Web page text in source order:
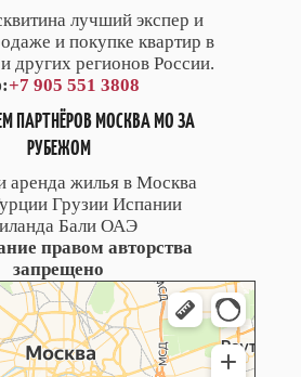
лучший экспер и
и покупке квартир в
регионов России.
+7 905 551 3808
ПАРТНЁРОВ МОСКВА МО ЗА
РУБЕЖОМ
аренда жилья в Москва
Грузии Испании
Бали ОАЭ
правом авторства
запрещено